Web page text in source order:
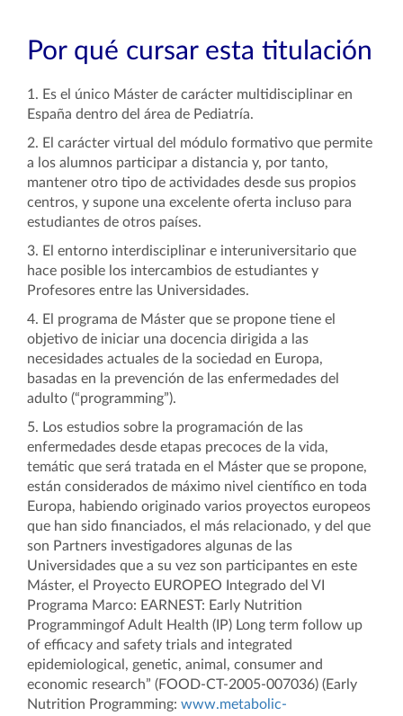
Por qué cursar esta titulación
1. Es el único Máster de carácter multidisciplinar en
España dentro del área de Pediatría.
2. El carácter virtual del módulo formativo que permite
a los alumnos participar a distancia y, por tanto,
mantener otro tipo de actividades desde sus propios
centros, y supone una excelente oferta incluso para
estudiantes de otros países.
3. El entorno interdisciplinar e interuniversitario que
hace posible los intercambios de estudiantes y
Profesores entre las Universidades.
4. El programa de Máster que se propone tiene el
objetivo de iniciar una docencia dirigida a las
necesidades actuales de la sociedad en Europa,
basadas en la prevención de las enfermedades del
adulto (“programming”).
5. Los estudios sobre la programación de las
enfermedades desde etapas precoces de la vida,
temátic que será tratada en el Máster que se propone,
están considerados de máximo nivel científico en toda
Europa, habiendo originado varios proyectos europeos
que han sido financiados, el más relacionado, y del que
son Partners investigadores algunas de las
Universidades que a su vez son participantes en este
Máster, el Proyecto EUROPEO Integrado del VI
Programa Marco: EARNEST: Early Nutrition
Programmingof Adult Health (IP) Long term follow up
of efficacy and safety trials and integrated
epidemiological, genetic, animal, consumer and
economic research” (FOOD-CT-2005-007036) (Early
Nutrition Programming: www.metabolic-